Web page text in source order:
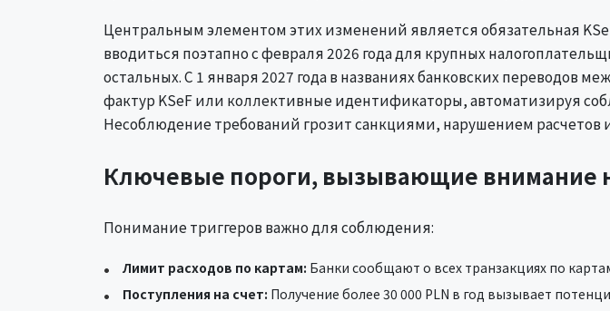
Центральным элементом этих изменений является обязательная
вводиться поэтапно с февраля 2026 года для крупных
остальных. С 1 января 2027 года в названиях банковских переводов
фактур KSeF или коллективные идентификаторы, автоматизируя
Несоблюдение требований грозит санкциями, нарушением расчетов
Ключевые пороги, вызывающие внимание
Понимание триггеров важно для соблюдения:
Лимит расходов по картам: Банки сообщают о всех транзакциях по
Поступления на счет: Получение более 30 000 PLN в год вызывает